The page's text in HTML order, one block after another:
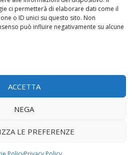
ci permetterà di elaborare dati come il
o ID unici su questo sito. Non
può influire negativamente su alcune
ACCETTA
NEGA
LE PREFERENZE
Giovanile| Powered by